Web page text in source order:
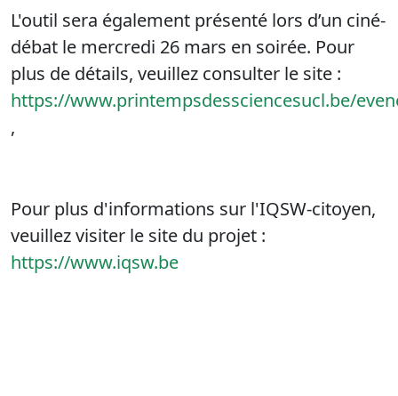
L'outil sera également présenté lors d’un ciné-
débat le mercredi 26 mars en soirée. Pour
plus de détails, veuillez consulter le site :
https://www.printempsdessciencesucl.be/
,
Pour plus d'informations sur l'IQSW-citoyen,
veuillez visiter le site du projet :
https://www.iqsw.be